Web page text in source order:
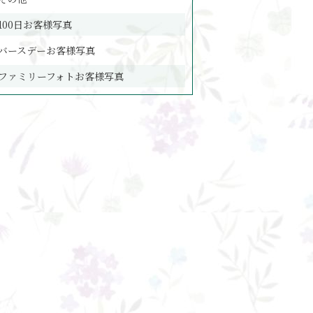
日お客様写真
ースデーお客様写真
ァミリーフォトお客様写真